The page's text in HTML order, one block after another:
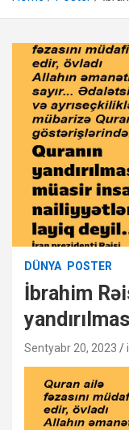
DÜNYA POSTER
İbrahim
Sentyabr 20, 2023